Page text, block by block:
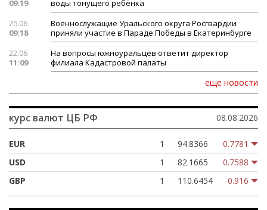
09:19
воды тонущего ребёнка
25.06
09:18
Военнослужащие Уральского округа Росгвардии
приняли участие в Параде Победы в Екатеринбурге
22.06
11:09
На вопросы южноуральцев ответит директор
филиала Кадастровой палаты
еще новости
курс валют ЦБ РФ 08.08.2026
EUR 1 94.8366
0.7781
USD
1 82.1665
0.7588
GBP
1 110.6454 0.916